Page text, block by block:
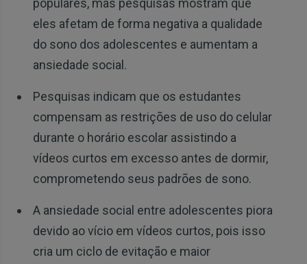
populares, mas pesquisas mostram que
eles afetam de forma negativa a qualidade
do sono dos adolescentes e aumentam a
ansiedade social.
Pesquisas indicam que os estudantes
compensam as restrições de uso do celular
durante o horário escolar assistindo a
vídeos curtos em excesso antes de dormir,
comprometendo seus padrões de sono.
A ansiedade social entre adolescentes piora
devido ao vício em vídeos curtos, pois isso
cria um ciclo de evitação e maior